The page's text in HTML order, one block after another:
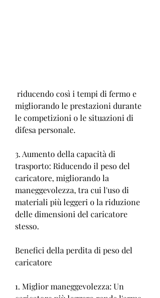
migliorando le prestazioni durante
le competizioni o le situazioni di
difesa personale.
3. Aumento della capacità di
trasporto: Riducendo il peso del
caricatore, migliorando la
maneggevolezza, tra cui l'uso di
materiali più leggeri o la riduzione
delle dimensioni del caricatore
stesso.
Benefici della perdita di peso del
caricatore
1. Miglior maneggevolezza: Un